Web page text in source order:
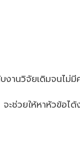
านวิจัยเดิมจนไม่มี
ะช่วยให้หาหัวข้อไ